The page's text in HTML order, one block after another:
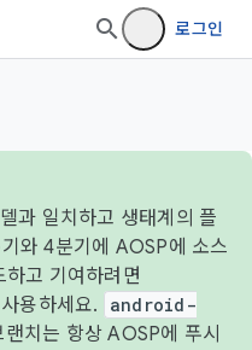
로그인
과 일치하고 생태계의 플
와 4분기에 AOSP에 소스
고 기여하려면
용하세요.
android-
치는 항상 AOSP에 푸시